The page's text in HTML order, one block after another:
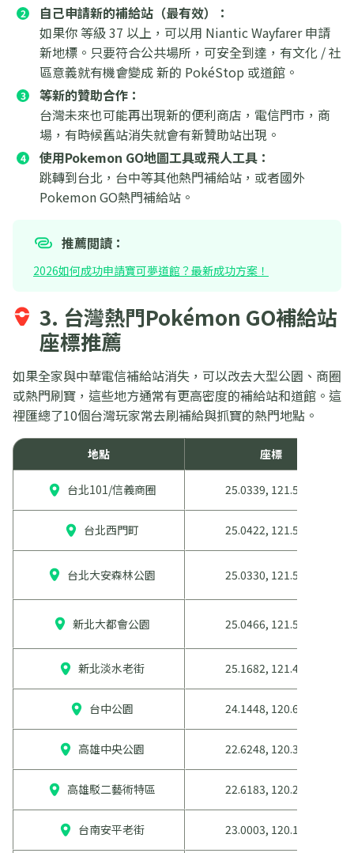
自己申請新的補給站（最有效）：
如果你 等級 37 以上，可以用 Niantic Wayfarer 申請
新地標。只要符合公共場所，可安全到達，有文化 / 社
區意義就有機會變成 新的 PokéStop 或道館。
等新的贊助合作：
台灣未來也可能再出現新的便利商店，電信門市，商
場，有時候舊站消失就會有新贊助站出現。
使用Pokemon GO地圖工具或飛人工具：
跳轉到台北，台中等其他熱門補給站，或者國外
Pokemon GO熱門補給站。
推薦閲讀：
2026如何成功申請寶可夢道館？最新成功方案！
3. 台灣熱門Pokémon GO補給站
座標推薦
如果全家與中華電信補給站消失，可以改去大型公園、商圈
或熱門刷寶，這些地方通常有更高密度的補給站和道館。這
裡匯總了10個台灣玩家常去刷補給與抓寶的熱門地點。
地點 座標
台北101/信義商圈 25.0339, 121.5645
台北西門町 25.0422, 121.5083
台北大安森林公園 25.0330, 121.5654
新北大都會公園 25.0466, 121.5169
新北淡水老街 25.1682, 121.4440
台中公園 24.1448, 120.6839
高雄中央公園 22.6248, 120.3014
高雄駁二藝術特區 22.6183, 120.2814
台南安平老街 23.0003, 120.1590